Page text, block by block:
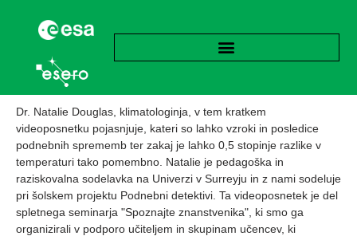
Dr. Natalie Douglas, klimatologinja, v tem kratkem
videoposnetku pojasnjuje, kateri so lahko vzroki in posledice
podnebnih sprememb ter zakaj je lahko 0,5 stopinje razlike v
temperaturi tako pomembno. Natalie je pedagoška in
raziskovalna sodelavka na Univerzi v Surreyju in z nami sodeluje
pri šolskem projektu Podnebni detektivi. Ta videoposnetek je del
spletnega seminarja "Spoznajte znanstvenika", ki smo ga
organizirali v podporo učiteljem in skupinam učencev, ki